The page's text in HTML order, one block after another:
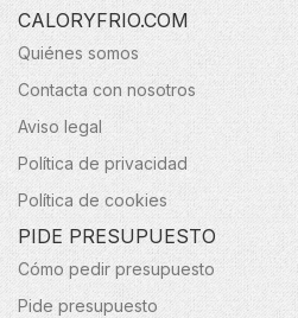
CALORYFRIO.COM
Quiénes somos
Contacta con nosotros
Aviso legal
Política de privacidad
Política de cookies
PIDE PRESUPUESTO
Cómo pedir presupuesto
Pide presupuesto